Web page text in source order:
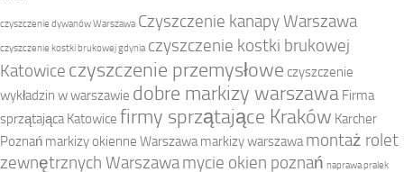
czyszczenie dywanów Warszawa Czyszczenie kanapy Warszawa
czyszczenie kostki brukowej gdynia czyszczenie kostki brukowej
Katowice czyszczenie przemysłowe czyszczenie
wykładzin w warszawie dobre markizy warszawa Firma
sprzątająca Katowice firmy sprzątające Kraków Karcher
Poznań markizy okienne Warszawa markizy warszawa montaż rolet
zewnętrznych Warszawamycie okien poznań naprawa pralek